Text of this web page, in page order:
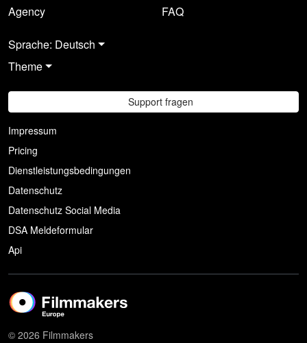
Agency
FAQ
Sprache: Deutsch
Theme
Support fragen
Impressum
Pricing
Dienstleistungsbedingungen
Datenschutz
Datenschutz Social Media
DSA Meldeformular
Api
© 2026 Filmmakers